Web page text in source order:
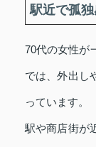
駅近で孤
70代の女性が
では、外出し
っています。
駅や商店街が